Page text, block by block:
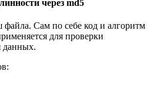
через md5
файла. Сам по себе код и алгоритм
для проверки
данных.